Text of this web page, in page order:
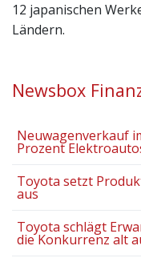
12 japanischen
Ländern.
Newsbox
Neuwagenverkauf
Prozent
Toyota setzt
aus
Toyota schlägt
die Konkurrenz alt